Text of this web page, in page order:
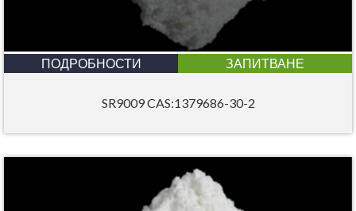
ПОДРОБНОСТИ ЗАПИТВАНЕ
SR9009 CAS:1379686-30-2